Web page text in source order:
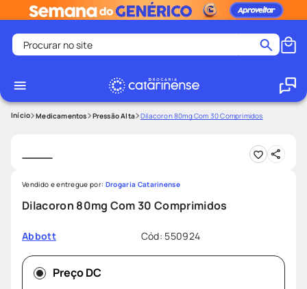
Procurar no site
1
2º
medley
4º
tadalafila
5º
ozivy
6º
lenço umedecido
9
fralda pampers
Medicamentos Pressão Alta Dilacoron 80mg Com 30 Comprimidos
Dilacoron 80mg Com 30 Comprimidos
Abbott Cód: 550924
Vendido e entregue por: Drogaria Catarinense
Preço DC